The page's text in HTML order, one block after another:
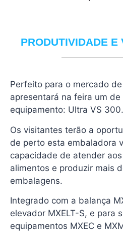
PRODUTIVIDADE E
Perfeito para o mercado
apresentará na feira um de
equipamento: Ultra VS 300.
Os visitantes terão a
de perto esta embaladora
capacidade de atender
alimentos e produzir mais
embalagens.
Integrado com a balança
elevador MXELT-S, e para
equipamentos MXEC e